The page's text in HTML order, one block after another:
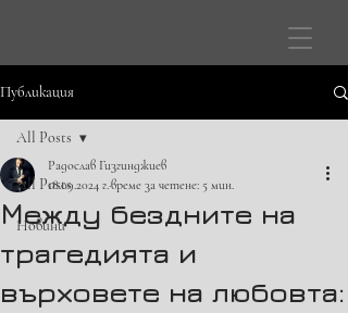
Публикация
All Posts
Новини
All Posts
Mежду бездните на
трагедията и
върховете на любовта:
Радослав Гизгинджиев
18.09.2024 г.време за четене: 5 мин.